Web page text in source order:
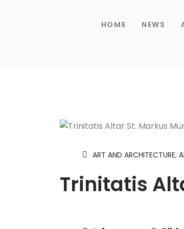
HOME NEWS
ART AND ARCHITECTURE,
Trinitatis